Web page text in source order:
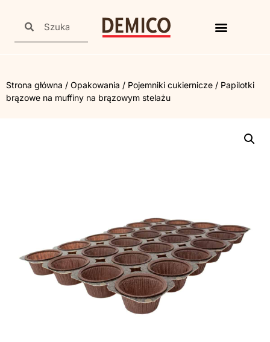
Strona główna / Opakowania / Pojemniki cukiernicze / Papilotki
brązowe na muffiny na brązowym stelażu